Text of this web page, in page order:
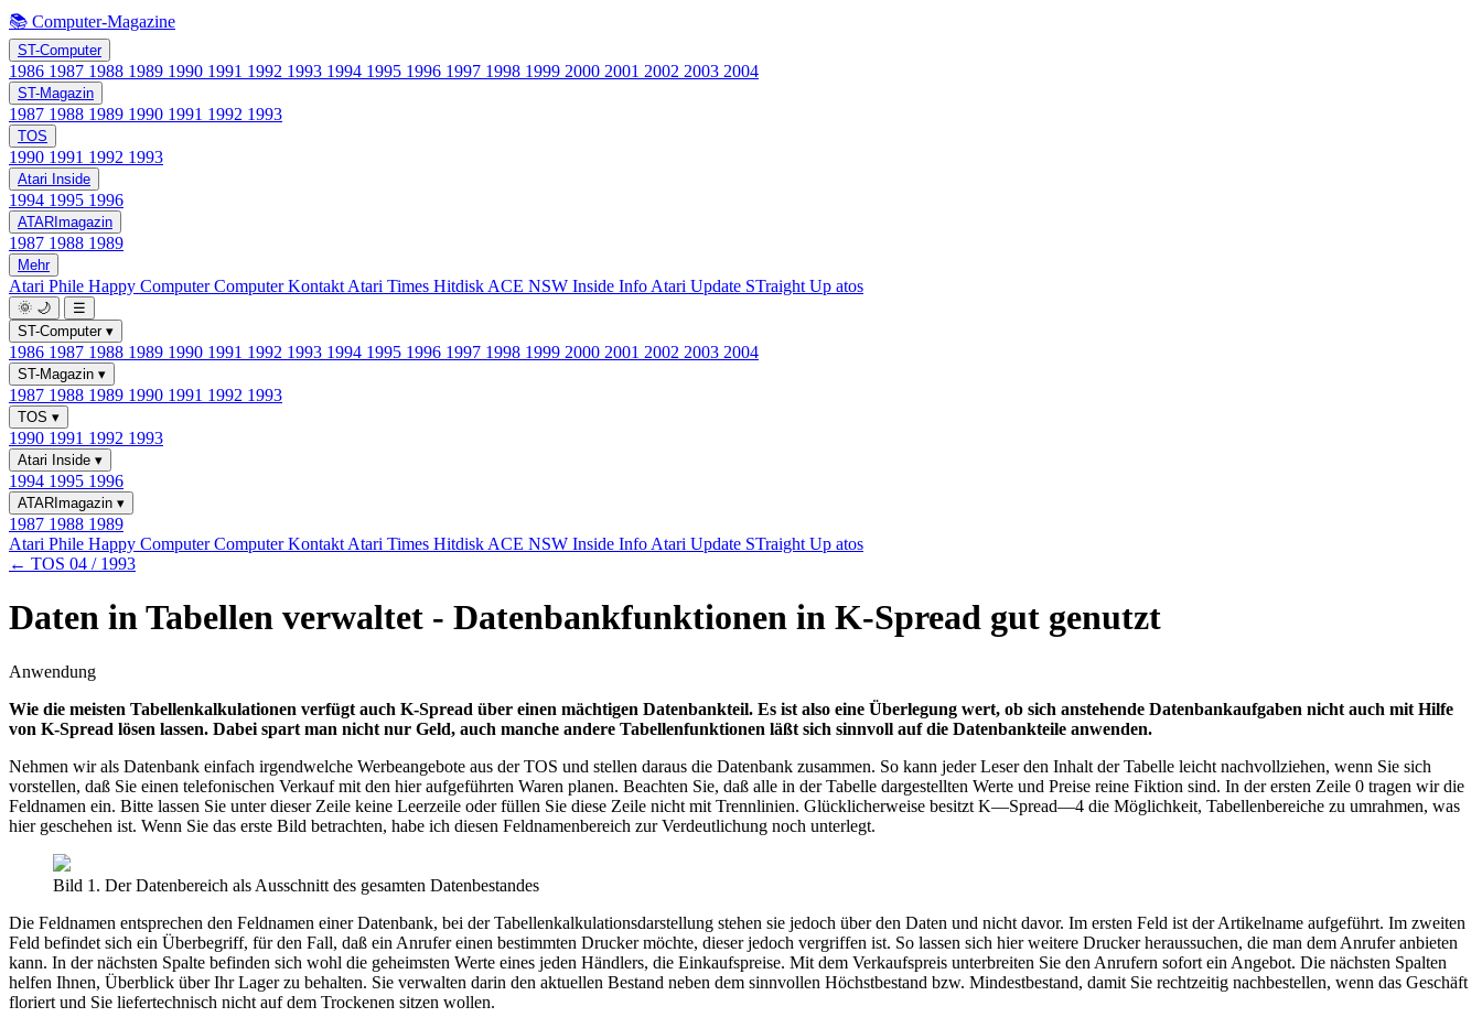
📚 Computer-Magazine
ST-Computer
1986 1987 1988 1989 1990 1991 1992 1993 1994 1995 1996 1997 1998 1999 2000 2001 2002 2003 2004
ST-Magazin
1987 1988 1989 1990 1991 1992 1993
TOS
1990 1991 1992 1993
Atari Inside
1994 1995 1996
ATARImagazin
1987 1988 1989
Mehr
Atari Phile Happy ComputerComputer Kontakt Atari Times Hitdisk ACE NSW Inside Info Atari Update STraight Up atos
🌞 🌙
☰
ST-Computer ▾
1986 1987 1988 1989 1990 1991 1992 1993 1994 1995 1996 1997 1998 1999 2000 2001 2002 2003 2004
ST-Magazin ▾
1987 1988 1989 1990 1991 1992 1993
TOS ▾
1990 1991 1992 1993
Atari Inside ▾
1994 1995 1996
ATARImagazin ▾
1987 1988 1989
Atari Phile Happy ComputerComputer Kontakt Atari Times Hitdisk ACE NSW Inside Info Atari Update STraight Up atos
← TOS 04 / 1993
Daten in Tabellen verwaltet - Datenbankfunktionen in K-Spread gut genutzt
Anwendung
Wie die meisten Tabellenkalkulationen verfügt auch K-Spread über einen mächtigen Datenbankteil. Es ist also eine Überlegung wert, ob sich anstehende Datenbankaufgaben nicht auch mit Hilfe
von K-Spread lösen lassen. Dabei spart man nicht nur Geld, auch manche andere Tabellenfunktionen läßt sich sinnvoll auf die Datenbankteile anwenden.
Nehmen wir als Datenbank einfach irgendwelche Werbeangebote aus der TOS und stellen daraus die Datenbank zusammen. So kann jeder Leser den Inhalt der Tabelle leicht nachvollziehen, wenn Sie sich
vorstellen, daß Sie einen telefonischen Verkauf mit den hier aufgeführten Waren planen. Beachten Sie, daß alle in der Tabelle dargestellten Werte und Preise reine Fiktion sind. In der ersten Zeile 0 tragen wir die
Feldnamen ein. Bitte lassen Sie unter dieser Zeile keine Leerzeile oder füllen Sie diese Zeile nicht mit Trennlinien. Glücklicherweise besitzt K—Spread—4 die Möglichkeit, Tabellenbereiche zu umrahmen, was
hier geschehen ist. Wenn Sie das erste Bild betrachten, habe ich diesen Feldnamenbereich zur Verdeutlichung noch unterlegt.
Bild 1. Der Datenbereich als Ausschnitt des gesamten Datenbestandes
Die Feldnamen entsprechen den Feldnamen einer Datenbank, bei der Tabellenkalkulationsdarstellung stehen sie jedoch über den Daten und nicht davor. Im ersten Feld ist der Artikelname aufgeführt. Im zweiten
Feld befindet sich ein Überbegriff, für den Fall, daß ein Anrufer einen bestimmten Drucker möchte, dieser jedoch vergriffen ist. So lassen sich hier weitere Drucker heraussuchen, die man dem Anrufer anbieten
kann. In der nächsten Spalte befinden sich wohl die geheimsten Werte eines jeden Händlers, die Einkaufspreise. Mit dem Verkaufspreis unterbreiten Sie den Anrufern sofort ein Angebot. Die nächsten Spalten
helfen Ihnen, Überblick über Ihr Lager zu behalten. Sie verwalten darin den aktuellen Bestand neben dem sinnvollen Höchstbestand bzw. Mindestbestand, damit Sie rechtzeitig nachbestellen, wenn das Geschäft
floriert und Sie liefertechnisch nicht auf dem Trockenen sitzen wollen.